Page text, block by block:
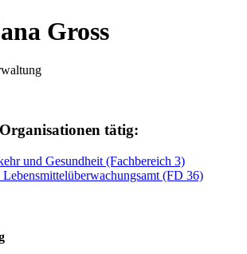
Gross
tätig:
und Gesundheit (Fachbereich 3)
(FD 36)